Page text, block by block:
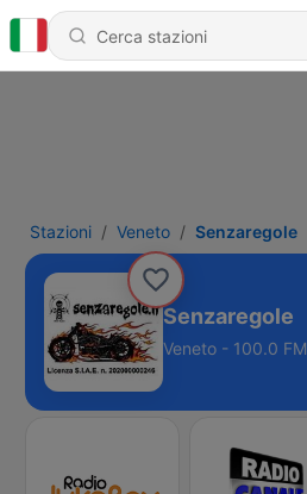
Stazioni Veneto Senzaregole
Senzaregole
Veneto - 100.0 FM